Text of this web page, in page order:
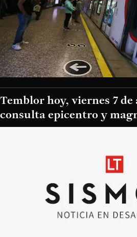
Temblor hoy, viernes 7 de
consulta epicentro y